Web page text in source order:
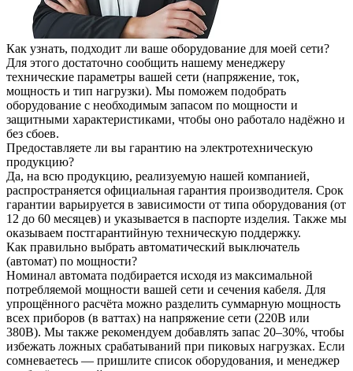
Как узнать, подходит ли ваше оборудование для моей сети?
Для этого достаточно сообщить нашему менеджеру
технические параметры вашей сети (напряжение, ток,
мощность и тип нагрузки). Мы поможем подобрать
оборудование с необходимым запасом по мощности и
защитными характеристиками, чтобы оно работало надёжно и
без сбоев.
Предоставляете ли вы гарантию на электротехническую
продукцию?
Да, на всю продукцию, реализуемую нашей компанией,
распространяется официальная гарантия производителя. Срок
гарантии варьируется в зависимости от типа оборудования (от
12 до 60 месяцев) и указывается в паспорте изделия. Также мы
оказываем постгарантийную техническую поддержку.
Как правильно выбрать автоматический выключатель
(автомат) по мощности?
Номинал автомата подбирается исходя из максимальной
потребляемой мощности вашей сети и сечения кабеля. Для
упрощённого расчёта можно разделить суммарную мощность
всех приборов (в ваттах) на напряжение сети (220В или
380В). Мы также рекомендуем добавлять запас 20–30%, чтобы
избежать ложных срабатываний при пиковых нагрузках. Если
сомневаетесь — пришлите список оборудования, и менеджер